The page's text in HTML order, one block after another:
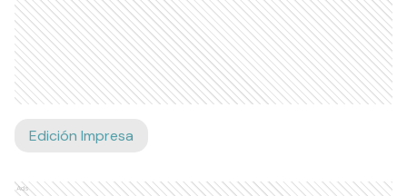
Edición Impresa
Ads